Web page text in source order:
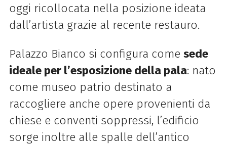
oggi ricollocata nella posizione ideata
dall’artista grazie al recente restauro.
Palazzo Bianco si configura come sede
ideale per l’esposizione della pala: nato
come museo patrio destinato a
raccogliere anche opere provenienti da
chiese e conventi soppressi, l’edificio
sorge inoltre alle spalle dell’antico